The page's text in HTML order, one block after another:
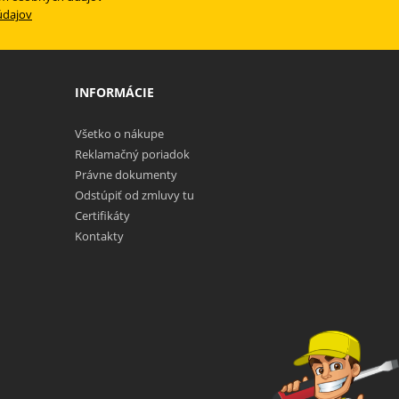
INFORMÁCIE
Všetko o nákupe
Reklamačný poriadok
Právne dokumenty
Odstúpiť od zmluvy tu
Certifikáty
Kontakty